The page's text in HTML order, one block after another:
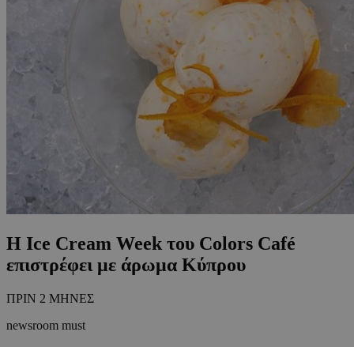
Η Ice Cream Week του Colors Café
επιστρέφει με άρωμα Κύπρου
ΠΡΙΝ 2 ΜΗΝΕΣ
newsroom must